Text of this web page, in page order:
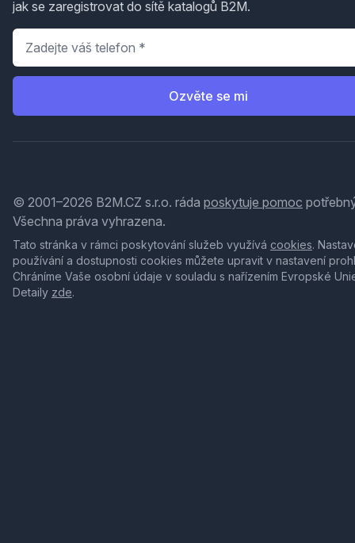
jak se zaregistrovat do sítě katalogů B2M.
Telefon
Ozvěte se mi
© 2001–2026 B2M.CZ s.r.o. ráda poskytuje pomoc
Všechna práva vyhrazena.
Tato stránka v rámci poskytování služeb využívá cookies.
používání a dostupnosti cookies můžete upravit v nastavení
Chráníme Vaše osobní údaje v souladu s nařízením Evropské
Detaily zde.